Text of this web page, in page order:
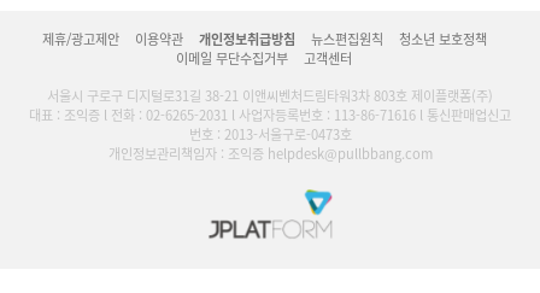
제휴/광고제안 이용약관 개인정보취급방침 뉴스편집원칙
청소년 보호정책
이메일 무단수집거부
고객센터
서울시 구로구 디지털로31길 38-21 이앤씨벤처드림타워3차 803호 제이플랫폼(주)
대표 : 조익증 l 전화 : 02-6265-2031 l 사업자등록번호 : 113-86-71616 l 통신판매업신고
번호 : 2013-서울구로-0473호
개인정보관리책임자 : 조익증 helpdesk@pullbbang.com